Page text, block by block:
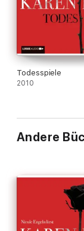
Todesspiele
2010
Andere